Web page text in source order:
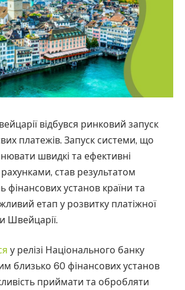
відбувся ринковий запуск
платежів. Запуск системи, що
швидкі та ефективні
рахунками, став результатом
фінансових установ країни та
етап у розвитку платіжної
Швейцарії.
у релізі Національного банку
близько 60 фінансових установ
приймати та обробляти